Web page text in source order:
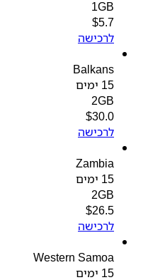
1GB
$
לרכישה
Balkans
2GB
$30.0
לרכישה
Zambia
2GB
$26.5
לרכישה
Western Samoa